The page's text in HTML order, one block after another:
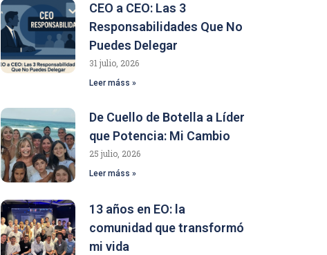
CEO a CEO: Las 3
Responsabilidades Que No
Puedes Delegar
31 julio, 2026
Leer máss »
De Cuello de Botella a Líder
que Potencia: Mi Cambio
25 julio, 2026
Leer máss »
13 años en EO: la
comunidad que transformó
mi vida